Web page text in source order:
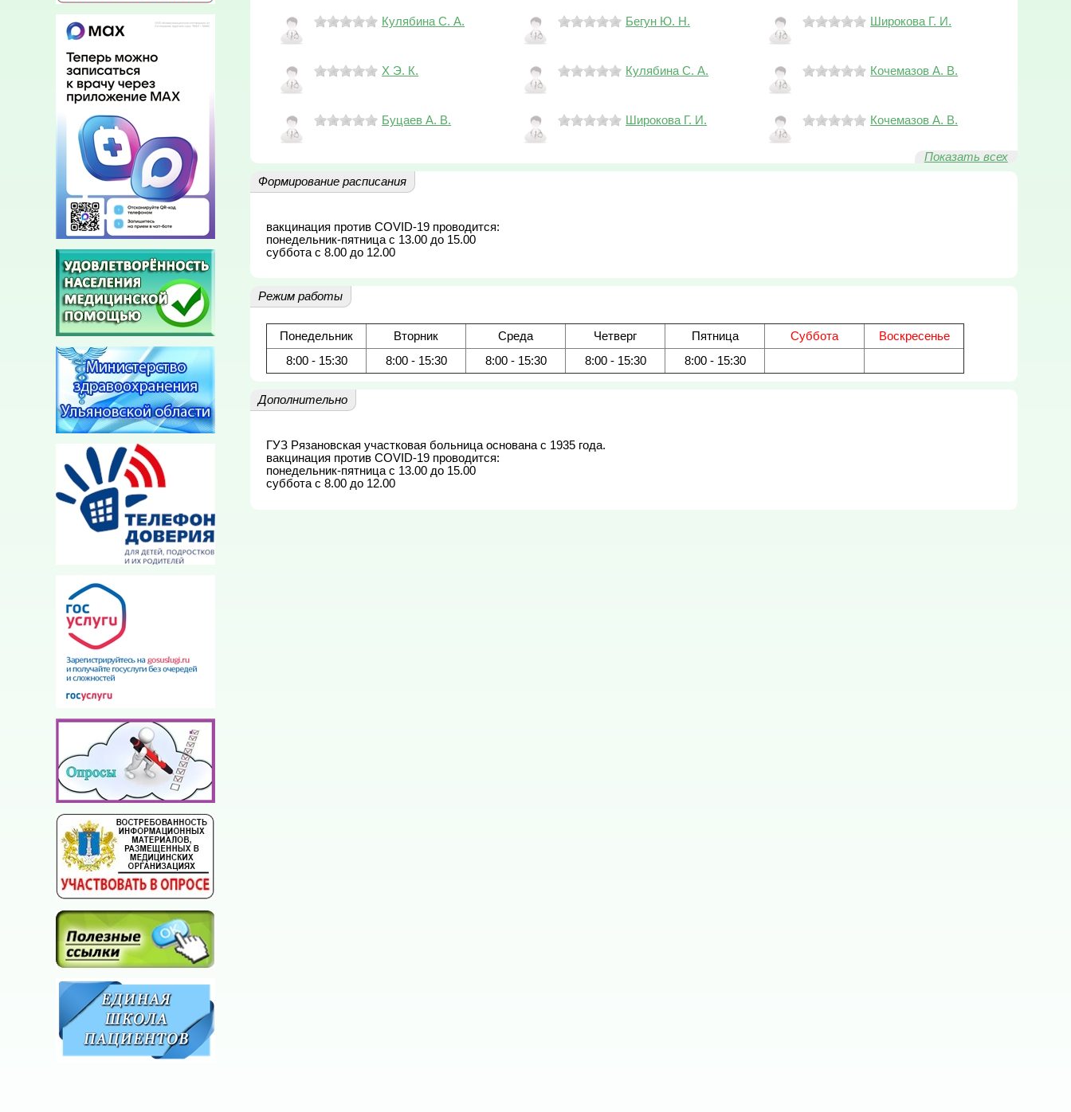
Кулябина С. А. Бегун Ю. Н. Широкова Г. И.
Х Э. К. Кулябина С. А. Кочемазов А. В.
Буцаев А. В. Широкова Г. И. Кочемазов А. В.
Показать всех
Формирование расписания
вакцинация против COVID-19 проводится:
понедельник-пятница с 13.00 до 15.00
суббота с 8.00 до 12.00
Режим работы
Понедельник Вторник Среда Четверг Пятница Суббота
Воскресенье
8:00 - 15:30
8:00 - 15:30 8:00 - 15:30 8:00 - 15:30 8:00 - 15:30
Дополнительно
ГУЗ Рязановская участковая больница основана с 1935 года.
вакцинация против COVID-19 проводится:
понедельник-пятница с 13.00 до 15.00
суббота с 8.00 до 12.00